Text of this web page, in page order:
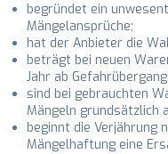
begründet ein
Mängelansprüche;
hat der Anbieter die
beträgt bei neuen
Jahr ab Gefahrübergang;
sind bei gebrauchten
Mängeln grundsätzlich
beginnt die Verjährung
Mängelhaftung eine